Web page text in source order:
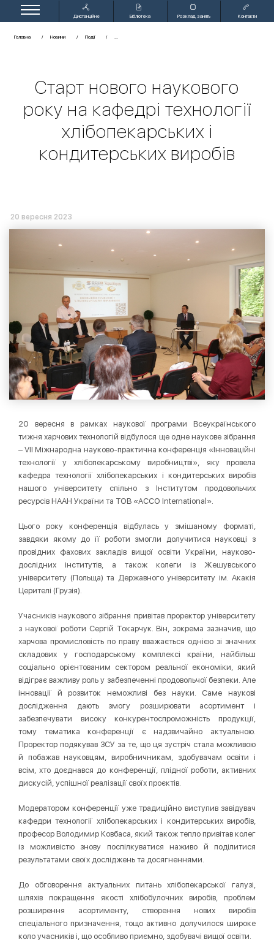
Дистанційне
Бібліотека Розклад занять Контакти
Головна Новини Події
Старт нового наукового
року на кафедрі технології
хлібопекарських і
кондитерських виробів
20 вересня 2023
20 вересня в рамках наукової програми Всеукраїнського
тижня харчових технологій відбулося ще одне наукове зібрання
– VII Міжнародна науково-практична конференція «Інноваційні
технології у хлібопекарському виробництві», яку провела
кафедра технології хлібопекарських і кондитерських виробів
нашого університету спільно з Інститутом продовольчих
ресурсів НААН України та ТОВ «АССО Іnternational».
Цього року конференція відбулась у змішаному форматі,
завдяки якому до її роботи змогли долучитися науковці з
провідних фахових закладів вищої освіти України, науково-
дослідних інститутів, а також колеги із Жешувського
університету (Польща) та Державного університету ім. Акакія
Церителі (Грузія).
Учасників наукового зібрання привітав проректор університету
з наукової роботи Сергій Токарчук. Він, зокрема зазначив, що
харчова промисловість по праву вважається однією зі значних
складових у господарському комплексі країни, найбільш
соціально орієнтованим сектором реальної економіки, який
відіграє важливу роль у забезпеченні продовольчої безпеки. Але
інновації й розвиток неможливі без науки. Саме наукові
дослідження дають змогу розширювати асортимент і
забезпечувати високу конкурентоспроможність продукції,
тому тематика конференції є надзвичайно актуальною.
Проректор подякував ЗСУ за те, що ця зустріч стала можливою
й побажав науковцям, виробничникам, здобувачам освіти і
всім, хто доєднався до конференції, плідної роботи, активних
дискусій, успішної реалізації своїх проєктів.
Модератором конференції уже традиційно виступив завідувач
кафедри технології хлібопекарських і кондитерських виробів,
професор Володимир Ковбаса, який також тепло привітав колег
із можливістю знову поспілкуватися наживо й поділитися
результатами своїх досліджень та досягненнями.
До обговорення актуальних питань хлібопекарської галузі,
шляхів покращення якості хлібобулочних виробів, проблем
розширення асортименту, створення нових виробів
спеціального призначення, тощо активно долучилося широке
коло учасників і, що особливо приємно, здобувачі вищої освіти.